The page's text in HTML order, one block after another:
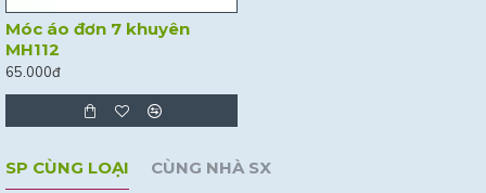
Móc áo đơn 7 khuyên
MH112
65.000đ
SP CÙNG LOẠI CÙNG NHÀ SX